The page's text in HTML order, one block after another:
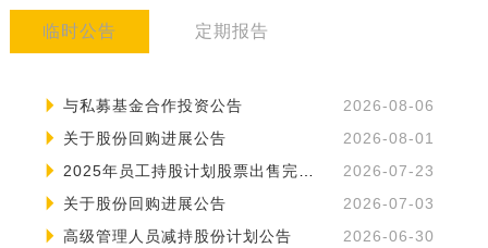
临时公告 定期报告
与私募基金合作投资公告
2026-08-06
关于股份回购进展公告
2026-08-01
2025年员工持股计划股票出售完毕暨终止的公告
2026-07-23
关于股份回购进展公告
2026-07-03
高级管理人员减持股份计划公告
2026-06-30